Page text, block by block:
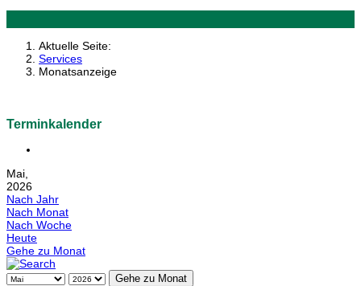
Aktuelle Seite:
Services
Monatsanzeige
Terminkalender
Mai,
2026
Nach Jahr
Nach Monat
Nach Woche
Heute
Gehe zu Monat
Gehe zu Monat